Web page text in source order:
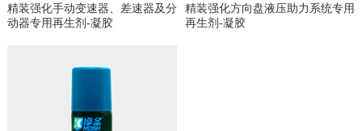
精装强化手动变速器、差速器及分
动器专用再生剂-凝胶
精装强化方向盘液压助力系统专用
再生剂-凝胶